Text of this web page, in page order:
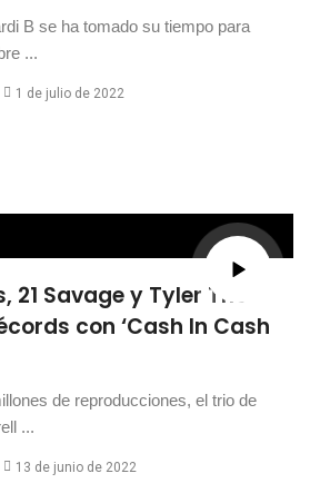
B se ha tomado su tiempo para
...
1 de julio de 2022
21 Savage y Tyler The
con ‘Cash In Cash
de reproducciones, el trio de
...
13 de junio de 2022